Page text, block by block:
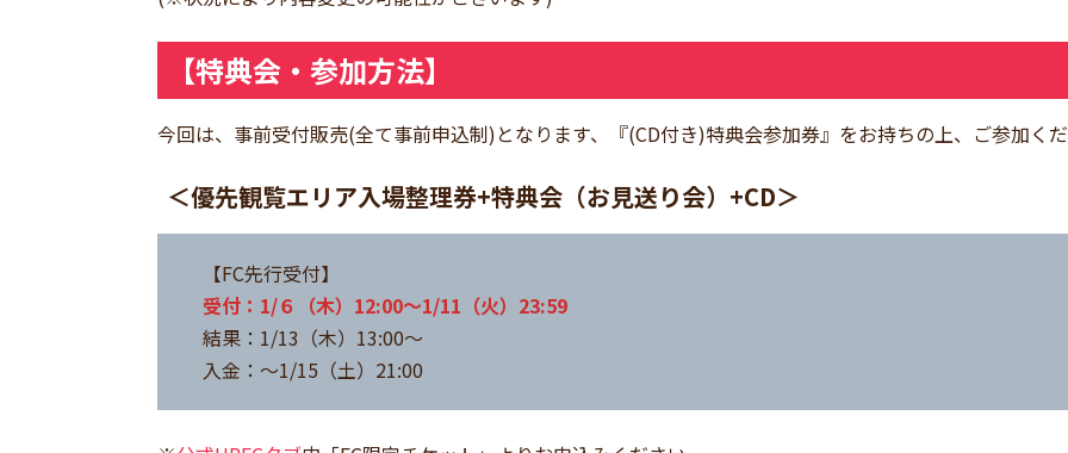
【特典会・参加方法】
今回は、事前受付販売(全て事前申込制)となります、『(CD付き)特典会参加券』をお持ちの上、ご参加く
＜優先観覧エリア入場整理券+特典会（お見送り会）+CD＞
【FC先行受付】
受付：1/６（木）12:00～1/11（火）23:59
結果：1/13（木）13:00～
入金：～1/15（土）21:00